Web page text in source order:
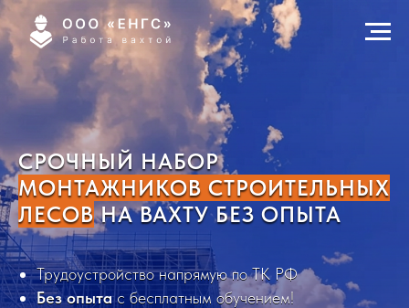
СРОЧНЫЙ НАБОР
МОНТАЖНИКОВ СТРОИТЕЛЬНЫХ
ЛЕСОВНА ВАХТУ БЕЗ ОПЫТА
Трудоустройство напрямую по ТК РФ
Без опытас бесплатным обучением!